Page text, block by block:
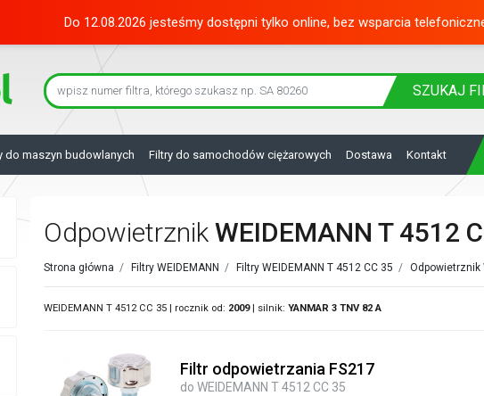
Do 12.08.2026 jesteśmy dostępni tylko online, bez wsparcia
SZUKAJ
do maszyn budowlanych Filtry do samochodów ciężarowych Dostawa Kontakt
Odpowietrznik WEIDEMANN T 4512
Strona główna / Filtry WEIDEMANN / Filtry WEIDEMANN T 4512 CC 35 / Odpowietrznik
WEIDEMANN T 4512 CC 35 | rocznik od: 2009| silnik: YANMAR 3 TNV 82 A
Filtr odpowietrzania FS217
do WEIDEMANN T 4512 CC 35